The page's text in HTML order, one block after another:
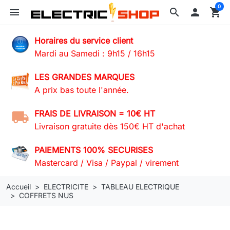
search
menu  shopping_cart
0
Horaires du service client
Mardi au Samedi : 9h15 / 16h15
LES GRANDES MARQUES
A prix bas toute l'année.
FRAIS DE LIVRAISON = 10€ HT
Livraison gratuite dès 150€ HT d'achat
PAIEMENTS 100% SECURISES
Mastercard / Visa / Paypal / virement
Accueil ELECTRICITE
TABLEAU ELECTRIQUE
COFFRETS NUS